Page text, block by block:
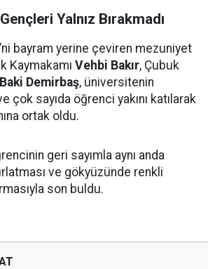
Yalnız Bırakmadı
bayram yerine çeviren mezuniyet
Kaymakamı Vehbi Bakır, Çubuk
Baki Demirbaş, üniversitenin
çok sayıda öğrenci yakını katılarak
ortak oldu.
geri sayımla aynı anda
ve gökyüzünde renkli
son buldu.